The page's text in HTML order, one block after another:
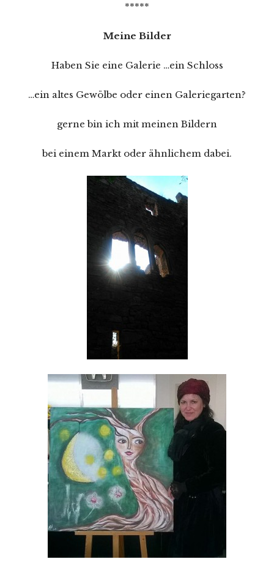
*****
Meine Bilder
Haben Sie eine Galerie …ein Schloss
…ein altes Gewölbe oder einen Galeriegarten?
gerne bin ich mit meinen Bildern
bei einem Markt oder ähnlichem dabei.